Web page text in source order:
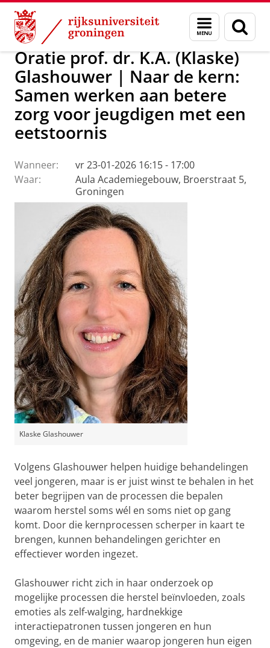
Skip
Content
Skip
Navigation
Menu
en
zoeken
Over ons Actueel Evenementen Oraties
Oratie prof. dr. K.A. (Klaske)
Glashouwer | Naar de kern:
Samen werken aan betere
zorg voor jeugdigen met een
eetstoornis
Wanneer:
vr 23-01-2026 16:15 - 17:00
Waar:
Aula Academiegebouw, Broerstraat 5,
Groningen
Klaske Glashouwer
Volgens Glashouwer helpen huidige behandelingen
veel jongeren, maar is er juist winst te behalen in het
beter begrijpen van de processen die bepalen
waarom herstel soms wél en soms niet op gang
komt. Door die kernprocessen scherper in kaart te
brengen, kunnen behandelingen gerichter en
effectiever worden ingezet.
Glashouwer richt zich in haar onderzoek op
mogelijke processen die herstel beïnvloeden, zoals
emoties als zelf-walging, hardnekkige
interactiepatronen tussen jongeren en hun
omgeving, en de manier waarop jongeren hun eigen